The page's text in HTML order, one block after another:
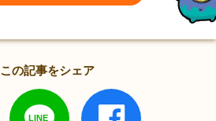
この記事をシェア